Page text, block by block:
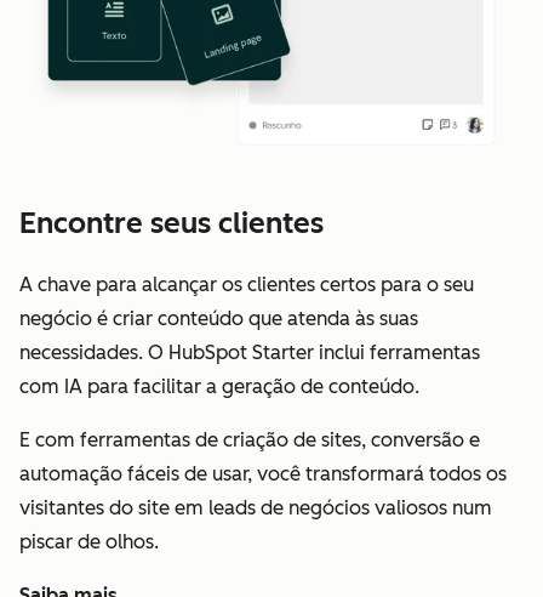
Encontre seus clientes
A chave para alcançar os clientes certos para o seu
negócio é criar conteúdo que atenda às suas
necessidades. O HubSpot Starter inclui ferramentas
com IA para facilitar a geração de conteúdo.
E com ferramentas de criação de sites, conversão e
automação fáceis de usar, você transformará todos os
visitantes do site em leads de negócios valiosos num
piscar de olhos.